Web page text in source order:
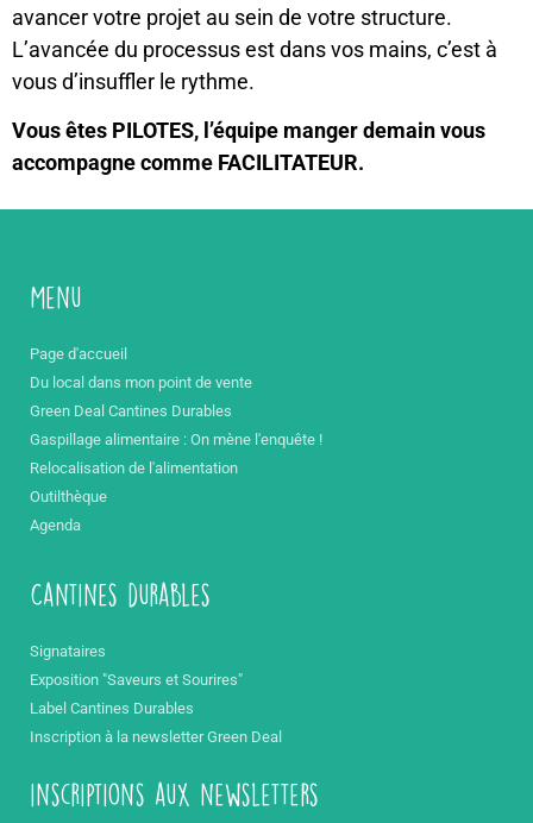
avancer votre projet au sein de votre structure.
L’avancée du processus est dans vos mains, c’est à
vous d’insuffler le rythme.
Vous êtes PILOTES, l’équipe manger demain vous
accompagne comme FACILITATEUR.
Menu
Page d'accueil
Du local dans mon point de vente
Green Deal Cantines Durables
Gaspillage alimentaire : On mène l'enquête !
Relocalisation de l'alimentation
Outilthèque
Agenda
Cantines durables
Signataires
Exposition "Saveurs et Sourires"
Label Cantines Durables
Inscription à la newsletter Green Deal
inscriptions aux newsletters